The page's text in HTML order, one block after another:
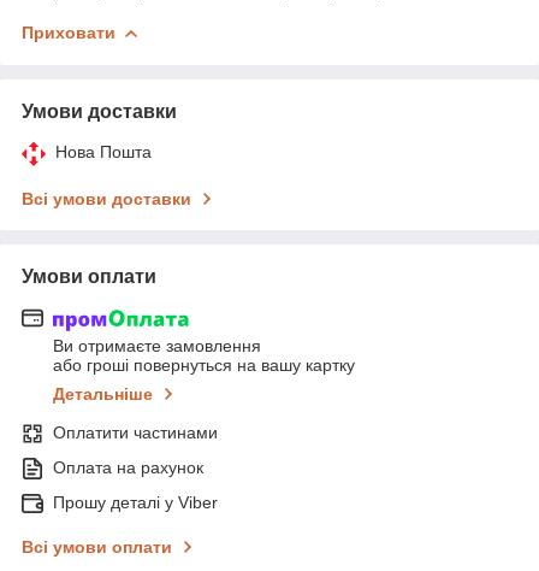
Приховати
Умови доставки
Нова Пошта
Всі умови доставки
Умови оплати
Ви отримаєте замовлення
або гроші повернуться на вашу картку
Детальніше
Оплатити частинами
Оплата на рахунок
Прошу деталі у Viber
Всі умови оплати